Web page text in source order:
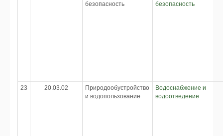
безопасность
безопасность
23 20.03.02
Природообустройство
и водопользование
Водоснабжение и
водоотведение